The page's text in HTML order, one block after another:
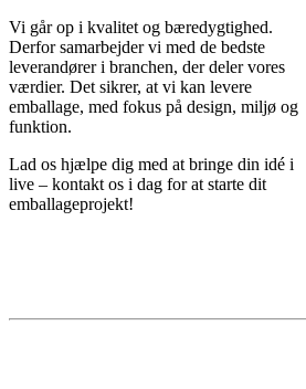
Vi går op i kvalitet og bæredygtighed.
Derfor samarbejder vi med de bedste
leverandører i branchen, der deler vores
værdier. Det sikrer, at vi kan levere
emballage, med fokus på design, miljø og
funktion.
Lad os hjælpe dig med at bringe din idé i
live – kontakt os i dag for at starte dit
emballageprojekt!